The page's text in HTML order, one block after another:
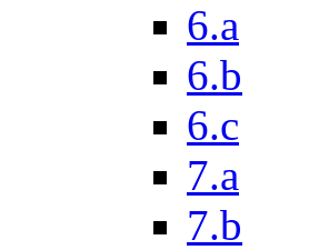
6.a
6.b
6.c
7.a
7.b